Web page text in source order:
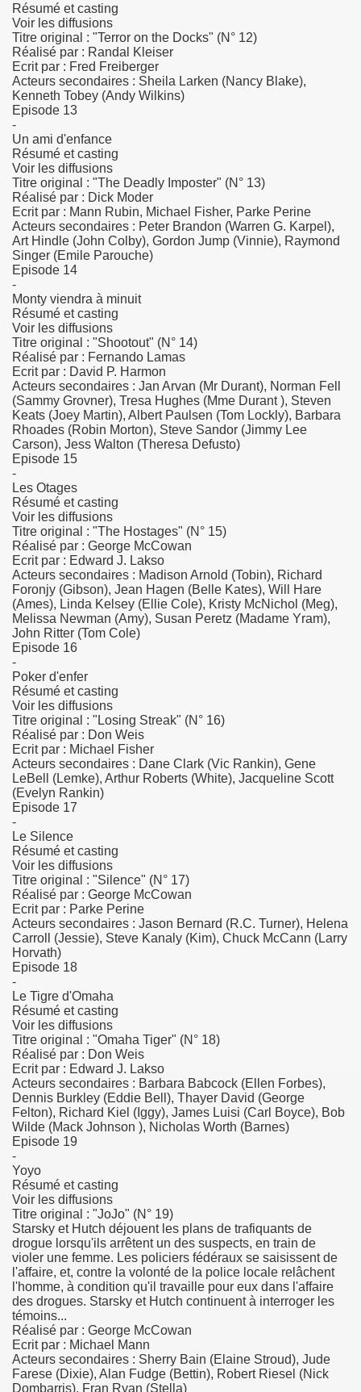
Résumé et casting
Voir les diffusions
Titre original : "Terror on the Docks" (N° 12)
Réalisé par : Randal Kleiser
Ecrit par : Fred Freiberger
Acteurs secondaires : Sheila Larken (Nancy Blake),
Kenneth Tobey (Andy Wilkins)
Episode 13
-
Un ami d'enfance
Résumé et casting
Voir les diffusions
Titre original : "The Deadly Imposter" (N° 13)
Réalisé par : Dick Moder
Ecrit par : Mann Rubin, Michael Fisher, Parke Perine
Acteurs secondaires : Peter Brandon (Warren G. Karpel),
Art Hindle (John Colby), Gordon Jump (Vinnie), Raymond
Singer (Emile Parouche)
Episode 14
-
Monty viendra à minuit
Résumé et casting
Voir les diffusions
Titre original : "Shootout" (N° 14)
Réalisé par : Fernando Lamas
Ecrit par : David P. Harmon
Acteurs secondaires : Jan Arvan (Mr Durant), Norman Fell
(Sammy Grovner), Tresa Hughes (Mme Durant ), Steven
Keats (Joey Martin), Albert Paulsen (Tom Lockly), Barbara
Rhoades (Robin Morton), Steve Sandor (Jimmy Lee
Carson), Jess Walton (Theresa Defusto)
Episode 15
-
Les Otages
Résumé et casting
Voir les diffusions
Titre original : "The Hostages" (N° 15)
Réalisé par : George McCowan
Ecrit par : Edward J. Lakso
Acteurs secondaires : Madison Arnold (Tobin), Richard
Foronjy (Gibson), Jean Hagen (Belle Kates), Will Hare
(Ames), Linda Kelsey (Ellie Cole), Kristy McNichol (Meg),
Melissa Newman (Amy), Susan Peretz (Madame Yram),
John Ritter (Tom Cole)
Episode 16
-
Poker d'enfer
Résumé et casting
Voir les diffusions
Titre original : "Losing Streak" (N° 16)
Réalisé par : Don Weis
Ecrit par : Michael Fisher
Acteurs secondaires : Dane Clark (Vic Rankin), Gene
LeBell (Lemke), Arthur Roberts (White), Jacqueline Scott
(Evelyn Rankin)
Episode 17
-
Le Silence
Résumé et casting
Voir les diffusions
Titre original : "Silence" (N° 17)
Réalisé par : George McCowan
Ecrit par : Parke Perine
Acteurs secondaires : Jason Bernard (R.C. Turner), Helena
Carroll (Jessie), Steve Kanaly (Kim), Chuck McCann (Larry
Horvath)
Episode 18
-
Le Tigre d'Omaha
Résumé et casting
Voir les diffusions
Titre original : "Omaha Tiger" (N° 18)
Réalisé par : Don Weis
Ecrit par : Edward J. Lakso
Acteurs secondaires : Barbara Babcock (Ellen Forbes),
Dennis Burkley (Eddie Bell), Thayer David (George
Felton), Richard Kiel (Iggy), James Luisi (Carl Boyce), Bob
Wilde (Mack Johnson ), Nicholas Worth (Barnes)
Episode 19
-
Yoyo
Résumé et casting
Voir les diffusions
Titre original : "JoJo" (N° 19)
Starsky et Hutch déjouent les plans de trafiquants de
drogue lorsqu'ils arrêtent un des suspects, en train de
violer une femme. Les policiers fédéraux se saisissent de
l'affaire, et, contre la volonté de la police locale relâchent
l'homme, à condition qu'il travaille pour eux dans l'affaire
des drogues. Starsky et Hutch continuent à interroger les
témoins...
Réalisé par : George McCowan
Ecrit par : Michael Mann
Acteurs secondaires : Sherry Bain (Elaine Stroud), Jude
Farese (Dixie), Alan Fudge (Bettin), Robert Riesel (Nick
Dombarris), Fran Ryan (Stella)